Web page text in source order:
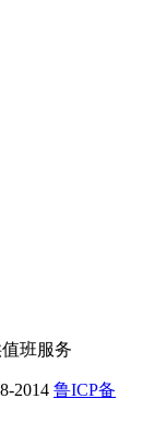
班服务
2014 鲁ICP备